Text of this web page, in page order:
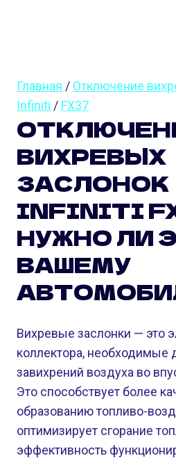
Главная / Отключение
Infiniti / FX37
ВИХРЕВЫХ
ЗАСЛОНОК
INFINITI
НУЖНО ЛИ
ВАШЕМУ
Вихревые заслонки — это
коллектора, необходимые
завихрений воздуха во
Это способствует более
образованию топливо-
оптимизирует сгорание
эффективность